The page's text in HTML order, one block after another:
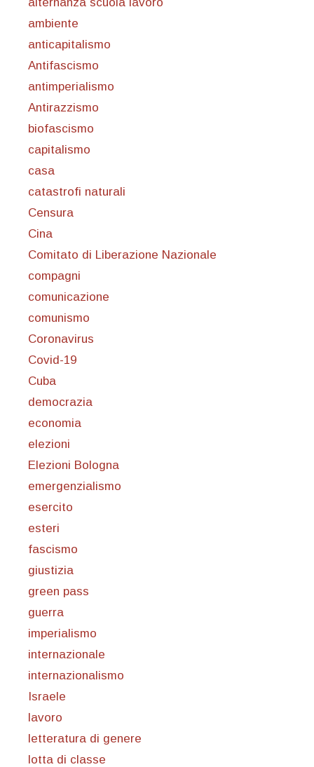
ambiente
anticapitalismo
Antifascismo
antimperialismo
Antirazzismo
biofascismo
capitalismo
casa
catastrofi naturali
Censura
Cina
Comitato di Liberazione Nazionale
compagni
comunicazione
comunismo
Coronavirus
Covid-19
Cuba
democrazia
economia
elezioni
Elezioni Bologna
emergenzialismo
esercito
esteri
fascismo
giustizia
green pass
guerra
imperialismo
internazionale
internazionalismo
Israele
lavoro
letteratura di genere
lotta di classe